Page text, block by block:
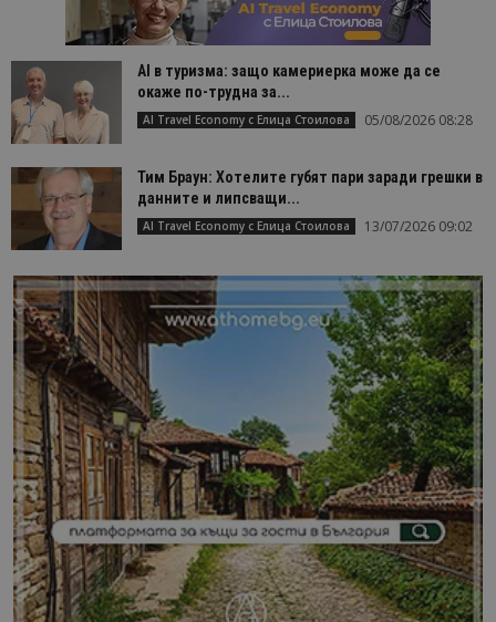
AI в туризма: защо камериерка може да се
окаже по-трудна за...
AI Travel Economy с Елица Стоилова 05/08/2026 08:28
Тим Браун: Хотелите губят пари заради грешки в
данните и липсващи...
AI Travel Economy с Елица Стоилова 13/07/2026 09:02